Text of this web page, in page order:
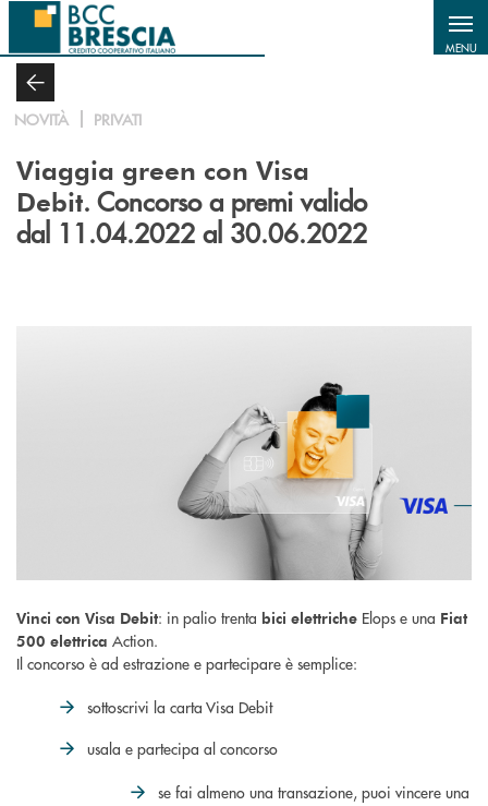
Salta al contenuto principale
MENU
NOVITÀ PRIVATI
Viaggia green con Visa
Debit. Concorso a premi valido
dal 11.04.2022 al 30.06.2022
Vinci con Visa Debit: in palio trenta bici elettriche Elops e una Fiat
500 elettrica Action.
Il concorso è ad estrazione e partecipare è semplice:
sottoscrivi la carta Visa Debit
usala e partecipa al concorso
se fai almeno una transazione, puoi vincere una